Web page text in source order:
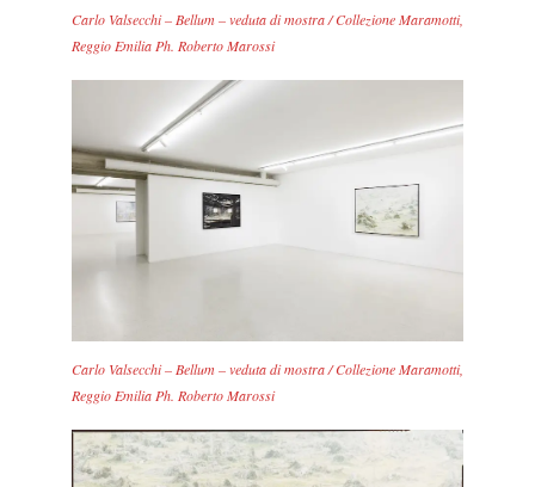
Carlo Valsecchi – Bellum – veduta di mostra / Collezione Maramotti,
Reggio Emilia Ph. Roberto Marossi
Carlo Valsecchi – Bellum – veduta di mostra / Collezione Maramotti,
Reggio Emilia Ph. Roberto Marossi